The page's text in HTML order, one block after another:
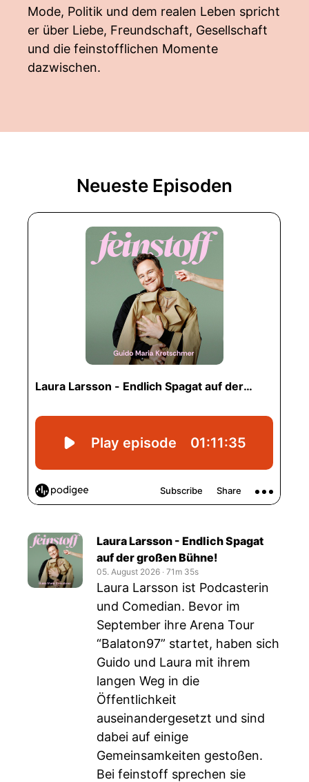
Mode, Politik und dem realen Leben spricht
er über Liebe, Freundschaft, Gesellschaft
und die feinstofflichen Momente
dazwischen.
Neueste Episoden
Laura Larsson - Endlich Spagat
auf der großen Bühne!
05. August 2026 ‧ 71m 35s
Laura Larsson ist Podcasterin
und Comedian. Bevor im
September ihre Arena Tour
“Balaton97” startet, haben sich
Guido und Laura mit ihrem
langen Weg in die
Öffentlichkeit
auseinandergesetzt und sind
dabei auf einige
Gemeinsamkeiten gestoßen.
Bei feinstoff sprechen sie